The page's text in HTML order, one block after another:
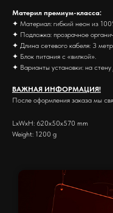
Материл премиум-класса:
✦ Материал: гибкий неон из
✦ Подложка: прозрачное
✦ Длина сетевого кабеля: 3
✦ Блок питания с «вилкой».
✦ Варианты установки: на стену
ВАЖНАЯ ИНФОРМАЦИЯ!
После оформления заказа мы
LxWxH: 620x50x570 mm
Weight: 1200 g